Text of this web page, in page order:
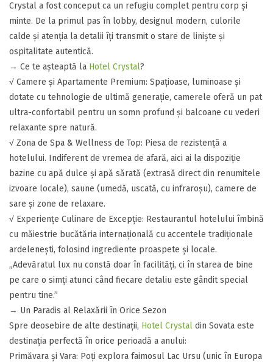
Crystal a fost conceput ca un refugiu complet pentru corp și
minte. De la primul pas în lobby, designul modern, culorile
calde și atenția la detalii îți transmit o stare de liniște și
ospitalitate autentică.
​​→ Ce te așteaptă la Hotel Crystal?
​√ Camere și Apartamente Premium: Spațioase, luminoase și
dotate cu tehnologie de ultimă generație, camerele oferă un pat
ultra-confortabil pentru un somn profund și balcoane cu vederi
relaxante spre natură.
​√ ​Zona de Spa & Wellness de Top: Piesa de rezistență a
hotelului. Indiferent de vremea de afară, aici ai la dispoziție
bazine cu apă dulce și apă sărată (extrasă direct din renumitele
izvoare locale), saune (umedă, uscată, cu infraroșu), camere de
sare și zone de relaxare.
​√ Experiențe Culinare de Excepție: Restaurantul hotelului îmbină
cu măiestrie bucătăria internațională cu accentele tradiționale
ardelenești, folosind ingrediente proaspete și locale.
​„Adevăratul lux nu constă doar în facilități, ci în starea de bine
pe care o simți atunci când fiecare detaliu este gândit special
pentru tine.”
​→ Un Paradis al Relaxării în Orice Sezon
​Spre deosebire de alte destinații, Hotel Crystal din Sovata este
destinația perfectă în orice perioadă a anului:
​Primăvara și Vara: Poți explora faimosul Lac Ursu (unic în Europa